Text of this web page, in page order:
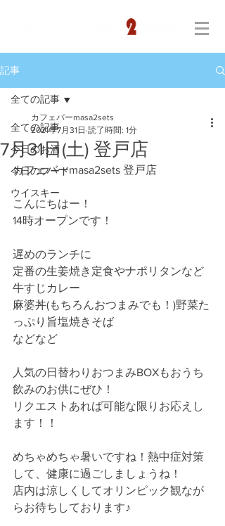
記事
全ての記事
今日のお酒
今日のフード
ウイスキー
全ての記事
7月31日(土) 登戸店
カフェバーmasa2sets
2021年7月31日 読了時間: 1分
カフェバーmasa2sets 登戸店
こんにちはー！
14時オープンです！
遅めのランチに
定番の生姜焼き定食やナポリタンなど
牛すじカレー
麻婆丼(もちろんおつまみでも！)野菜た
っぷり旨塩焼きそば
などなど
人気の日替わりおつまみBOXもおうち
飲みのお供にぜひ！
リクエストあれば可能な限りお応えし
ます！！
めちゃめちゃ暑いですね！熱中症対策
して、健康に過ごしましょうね！
店内は涼しくしてオリンピック観なが
らお待ちしております♪